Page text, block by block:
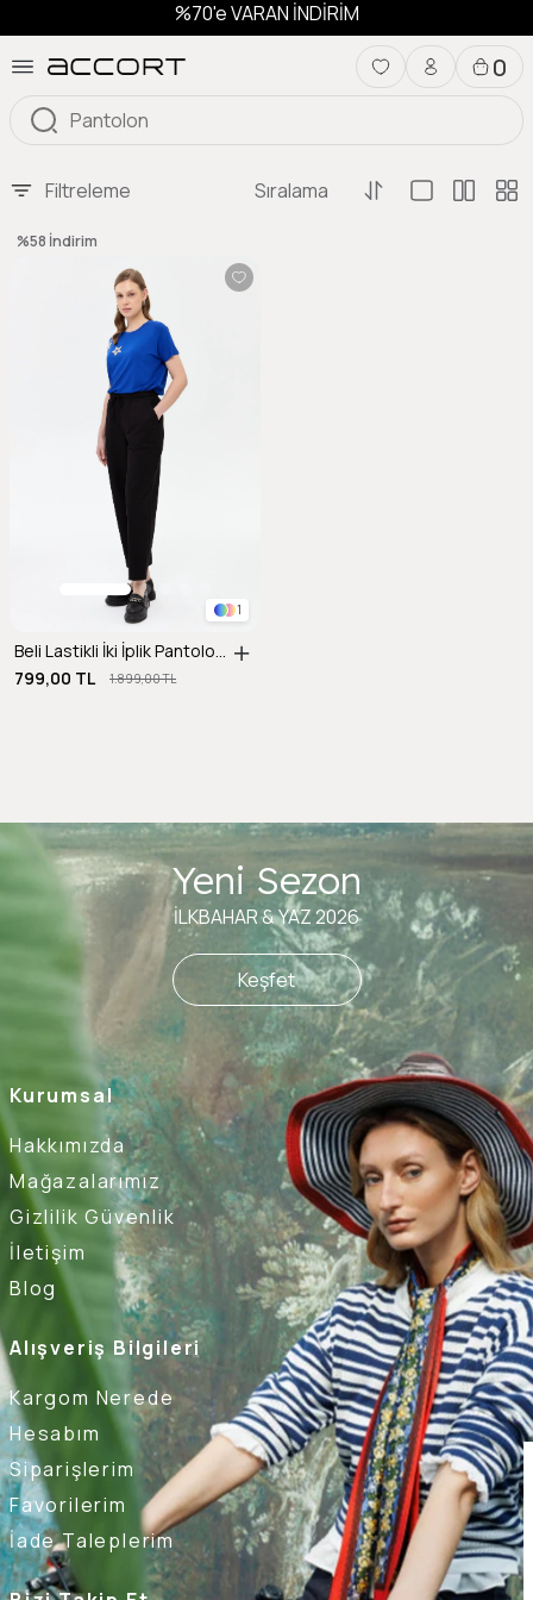
%70'e VARAN İNDİRİM
0
Filtreleme Sıralama
1
799,00 TL
1.899,00 TL
%58 İndirim
Kurumsal
Hakkımızda
Mağazalarımız
Gizlilik Güvenlik
İletişim
Blog
Alışveriş Bilgileri
Kargom Nerede
Hesabım
Siparişlerim
Favorilerim
İade Taleplerim
Yeni Sezon
İLKBAHAR & YAZ 2026
Keşfet